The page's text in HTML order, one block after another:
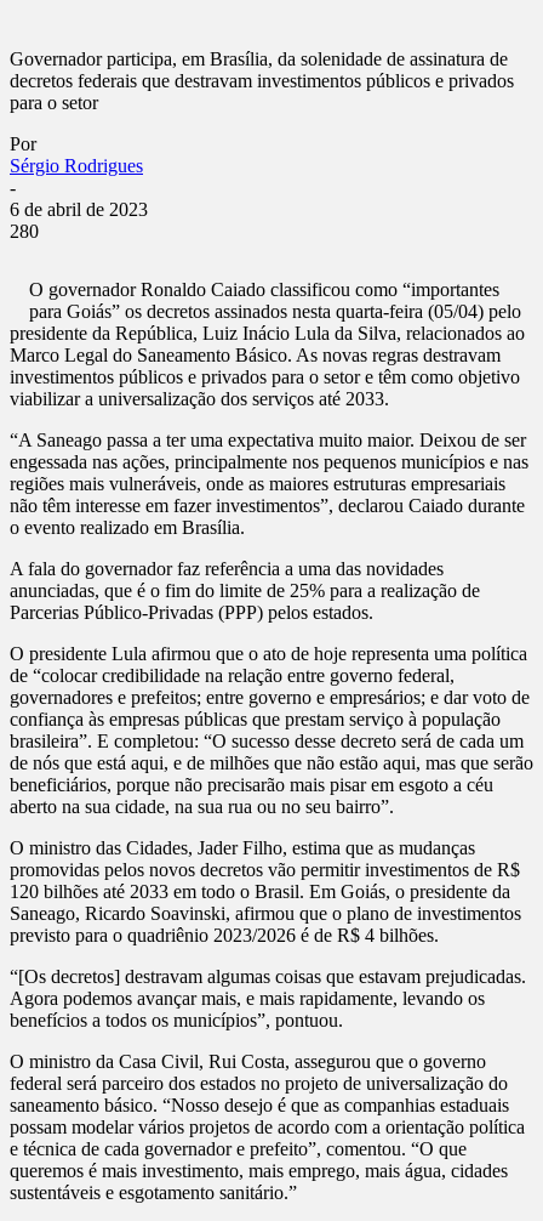
Governador participa, em Brasília, da solenidade de assinatura de
decretos federais que destravam investimentos públicos e privados
para o setor
Por
Sérgio Rodrigues
-
6 de abril de 2023
280
O governador Ronaldo Caiado classificou como “importantes
para Goiás” os decretos assinados nesta quarta-feira (05/04) pelo
presidente da República, Luiz Inácio Lula da Silva, relacionados ao
Marco Legal do Saneamento Básico. As novas regras destravam
investimentos públicos e privados para o setor e têm como objetivo
viabilizar a universalização dos serviços até 2033.
“A Saneago passa a ter uma expectativa muito maior. Deixou de ser
engessada nas ações, principalmente nos pequenos municípios e nas
regiões mais vulneráveis, onde as maiores estruturas empresariais
não têm interesse em fazer investimentos”, declarou Caiado durante
o evento realizado em Brasília.
A fala do governador faz referência a uma das novidades
anunciadas, que é o fim do limite de 25% para a realização de
Parcerias Público-Privadas (PPP) pelos estados.
O presidente Lula afirmou que o ato de hoje representa uma política
de “colocar credibilidade na relação entre governo federal,
governadores e prefeitos; entre governo e empresários; e dar voto de
confiança às empresas públicas que prestam serviço à população
brasileira”. E completou: “O sucesso desse decreto será de cada um
de nós que está aqui, e de milhões que não estão aqui, mas que serão
beneficiários, porque não precisarão mais pisar em esgoto a céu
aberto na sua cidade, na sua rua ou no seu bairro”.
O ministro das Cidades, Jader Filho, estima que as mudanças
promovidas pelos novos decretos vão permitir investimentos de R$
120 bilhões até 2033 em todo o Brasil. Em Goiás, o presidente da
Saneago, Ricardo Soavinski, afirmou que o plano de investimentos
previsto para o quadriênio 2023/2026 é de R$ 4 bilhões.
“[Os decretos] destravam algumas coisas que estavam prejudicadas.
Agora podemos avançar mais, e mais rapidamente, levando os
benefícios a todos os municípios”, pontuou.
O ministro da Casa Civil, Rui Costa, assegurou que o governo
federal será parceiro dos estados no projeto de universalização do
saneamento básico. “Nosso desejo é que as companhias estaduais
possam modelar vários projetos de acordo com a orientação política
e técnica de cada governador e prefeito”, comentou. “O que
queremos é mais investimento, mais emprego, mais água, cidades
sustentáveis e esgotamento sanitário.”